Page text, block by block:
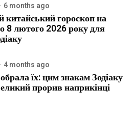
6 months ago
гороскоп на
8 лютого 2026 року для
4 months ago
їх: цим знакам Зодіаку
прорив наприкінці